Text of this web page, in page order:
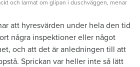
och larmat om glipan i duschväggen, menar
att hyresvärden under hela den tid
några inspektioner eller något
och att det är anledningen till att
Sprickan var heller inte så lätt